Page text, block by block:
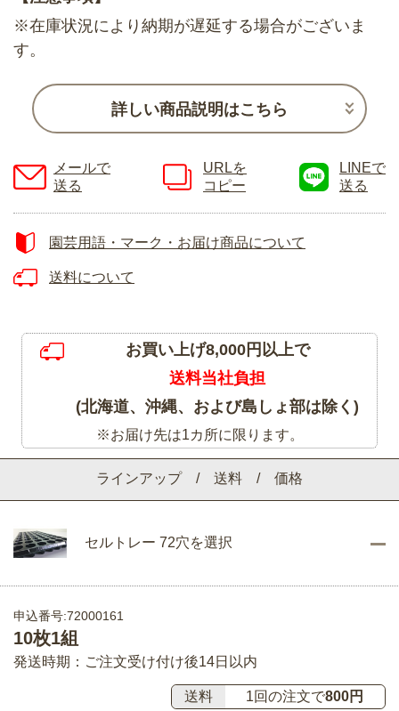
ラインアップ / 送料 / 価格
セルトレー 72穴を選択
申込番号:72000161
10枚1組
発送時期：ご注文受け付け後14日以内
送料 1回の注文で800円
※在庫状況により納期が遅延する場合がございま
す。
詳しい商品説明はこちら
メールで
送る
URLを
コピー
LINEで
送る
園芸用語・マーク・お届け商品について
送料について
お買い上げ8,000円以上で
送料当社負担
(北海道、沖縄、および島しょ部は除く)
※お届け先は1カ所に限ります。